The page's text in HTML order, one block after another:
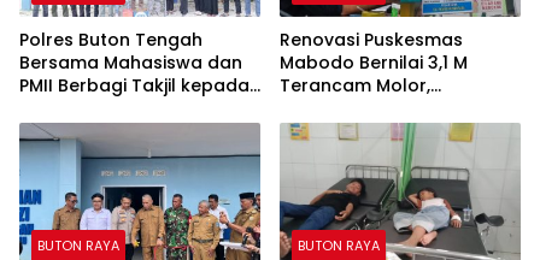
Polres Buton Tengah
Bersama Mahasiswa dan
PMII Berbagi Takjil kepada
Renovasi Puskesmas
Mabodo Bernilai 3,1 M
Terancam Molor,
Dinilai Mandul.
BUTON RAYA BUTON RAYA